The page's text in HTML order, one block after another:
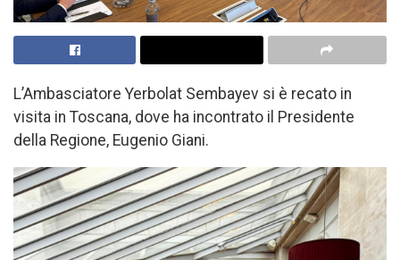
L’Ambasciatore Yerbolat Sembayev si è recato in
visita in Toscana, dove ha incontrato il Presidente
della Regione, Eugenio Giani.